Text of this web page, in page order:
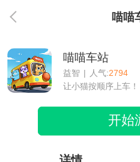
喵喵
喵喵车站
益智 | 人气:2794
让小猫按顺序上车！
开始